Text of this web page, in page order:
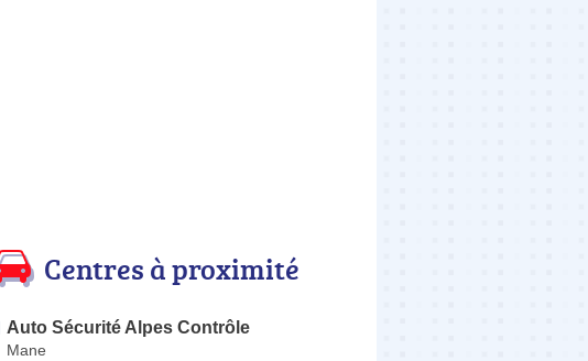
Centres à proximité
Auto Sécurité Alpes Contrôle
Mane